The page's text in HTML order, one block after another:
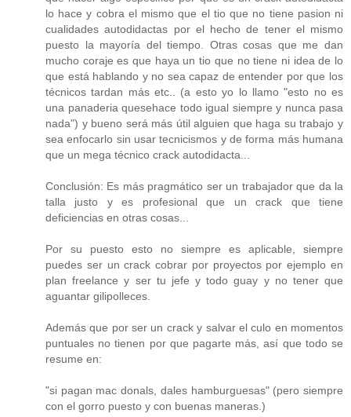
lo hace y cobra el mismo que el tio que no tiene pasion ni
cualidades autodidactas por el hecho de tener el mismo
puesto la mayoría del tiempo. Otras cosas que me dan
mucho coraje es que haya un tio que no tiene ni idea de lo
que está hablando y no sea capaz de entender por que los
técnicos tardan más etc.. (a esto yo lo llamo "esto no es
una panaderia quesehace todo igual siempre y nunca pasa
nada") y bueno será más útil alguien que haga su trabajo y
sea enfocarlo sin usar tecnicismos y de forma más humana
que un mega técnico crack autodidacta...
Conclusión: Es más pragmático ser un trabajador que da la
talla justo y es profesional que un crack que tiene
deficiencias en otras cosas...
Por su puesto esto no siempre es aplicable, siempre
puedes ser un crack cobrar por proyectos por ejemplo en
plan freelance y ser tu jefe y todo guay y no tener que
aguantar gilipolleces.
Además que por ser un crack y salvar el culo en momentos
puntuales no tienen por que pagarte más, así que todo se
resume en:
"si pagan mac donals, dales hamburguesas" (pero siempre
con el gorro puesto y con buenas maneras.)